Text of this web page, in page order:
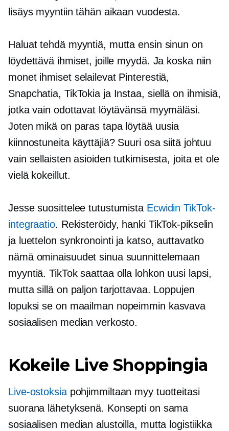
lisäys myyntiin tähän aikaan vuodesta.
Haluat tehdä myyntiä, mutta ensin sinun on
löydettävä ihmiset, joille myydä. Ja koska niin
monet ihmiset selailevat Pinterestiä,
Snapchatia, TikTokia ja Instaa, siellä on ihmisiä,
jotka vain odottavat löytävänsä myymäläsi.
Joten mikä on paras tapa löytää uusia
kiinnostuneita käyttäjiä? Suuri osa siitä johtuu
vain sellaisten asioiden tutkimisesta, joita et ole
vielä kokeillut.
Jesse suosittelee tutustumista Ecwidin TikTok-
integraatio. Rekisteröidy, hanki TikTok-pikselin
ja luettelon synkronointi ja katso, auttavatko
nämä ominaisuudet sinua suunnittelemaan
myyntiä. TikTok saattaa olla lohkon uusi lapsi,
mutta sillä on paljon tarjottavaa. Loppujen
lopuksi se on maailman nopeimmin kasvava
sosiaalisen median verkosto.
Kokeile Live Shoppingia
Live-ostoksiapohjimmiltaan myy tuotteitasi
suorana lähetyksenä. Konsepti on sama
sosiaalisen median alustoilla, mutta logistiikka